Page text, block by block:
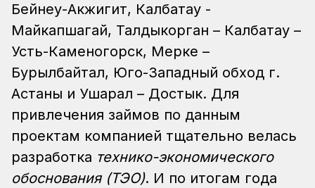
Бейнеу-Акжигит, Калбатау -
Майкапшагай, Талдыкорган – Калбатау –
Усть-Каменогорск, Мерке –
Бурылбайтал, Юго-Западный обход г.
Астаны и Ушарал – Достык. Для
привлечения займов по данным
проектам компанией тщательно велась
разработка технико-экономического
обоснования (ТЭО). И по итогам года